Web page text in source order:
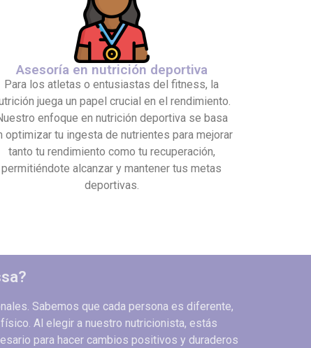
Asesoría en nutrición deportiva
Para los atletas o entusiastas del fitness, la
juega un papel crucial en el rendimiento.
enfoque en nutrición deportiva se basa
optimizar tu ingesta de nutrientes para mejorar
tanto tu rendimiento como tu recuperación,
permitiéndote alcanzar y mantener tus metas
deportivas.
Sabemos que cada persona es diferente,
Al elegir a nuestro nutricionista, estás
para hacer cambios positivos y duraderos